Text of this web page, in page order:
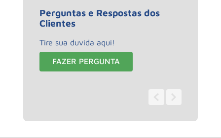
Perguntas e Respostas dos
Clientes
Tire sua duvida aqui!
FAZER PERGUNTA